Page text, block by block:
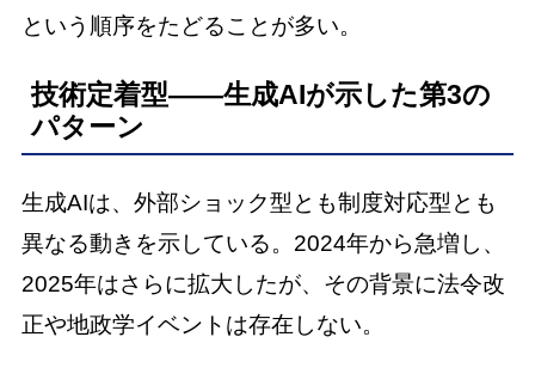
という順序をたどることが多い。
技術定着型——生成AIが示した第3の
パターン
生成AIは、外部ショック型とも制度対応型とも
異なる動きを示している。2024年から急増し、
2025年はさらに拡大したが、その背景に法令改
正や地政学イベントは存在しない。